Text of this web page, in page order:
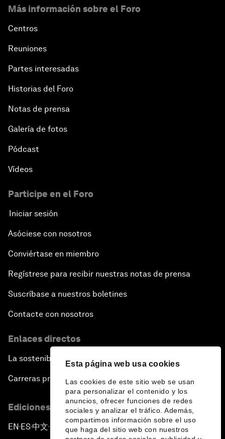
Esta página web usa cookies
Las cookies de este sitio web se usan
para personalizar el contenido y los
anuncios, ofrecer funciones de redes
sociales y analizar el tráfico. Además,
compartimos información sobre el uso
que haga del sitio web con nuestros
Más información sobre el Foro
Centros
Reuniones
Partes interesadas
Historias del Foro
Notas de prensa
Galería de fotos
Pódcast
Vídeos
Participe en el Foro
Iniciar sesión
Asóciese con nosotros
Conviértase en miembro
Regístrese para recibir nuestras notas de prensa
Suscríbase a nuestros boletines
Contacte con nosotros
Enlaces directos
La sostenibilidad en el Foro
Carreras profesionales
Ediciones en otros idiomas
EN ▪ES▪中文▪ 日本語